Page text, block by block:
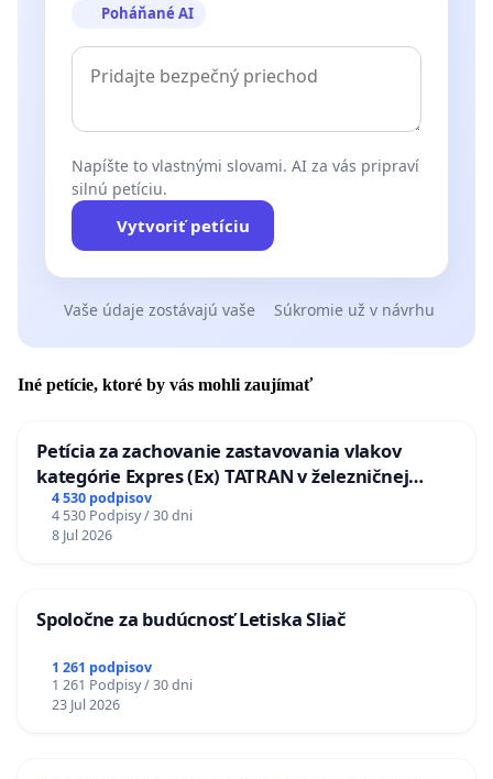
Poháňané AI
Napíšte to vlastnými slovami. AI za vás pripraví
silnú petíciu.
Vytvoriť petíciu
Vaše údaje zostávajú vaše Súkromie už v návrhu
Iné petície, ktoré by vás mohli zaujímať
Petícia za zachovanie zastavovania vlakov
kategórie Expres (Ex) TATRAN v železničnej
stanici Púchov
4 530 podpisov
4 530 Podpisy / 30 dni
8 Jul 2026
Spoločne za budúcnosť Letiska Sliač
1 261 podpisov
1 261 Podpisy / 30 dni
23 Jul 2026